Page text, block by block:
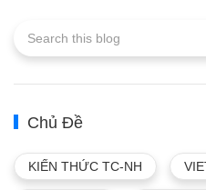
Chủ Đề
KIẾN THỨC TC-NH